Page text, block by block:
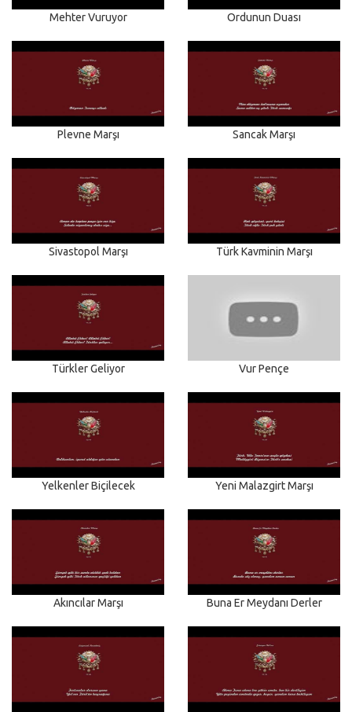
Mehter Vuruyor Ordunun Duası
Plevne Marşı Sancak Marşı
Sivastopol Marşı Türk Kavminin Marşı
Türkler Geliyor Vur Pençe
Yelkenler Biçilecek Yeni Malazgirt Marşı
Akıncılar Marşı Buna Er Meydanı Derler